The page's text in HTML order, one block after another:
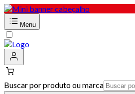
Menu
Buscar por produto ou marca